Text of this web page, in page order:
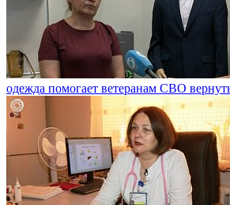
одежда помогает ветеранам СВО